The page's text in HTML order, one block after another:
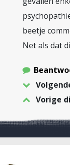
beetje
Net als dat
Vorige